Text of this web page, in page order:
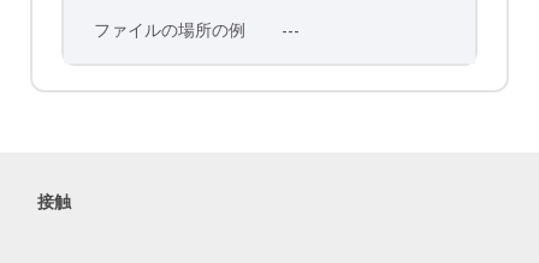
ファイルの場所の例 ---
接触